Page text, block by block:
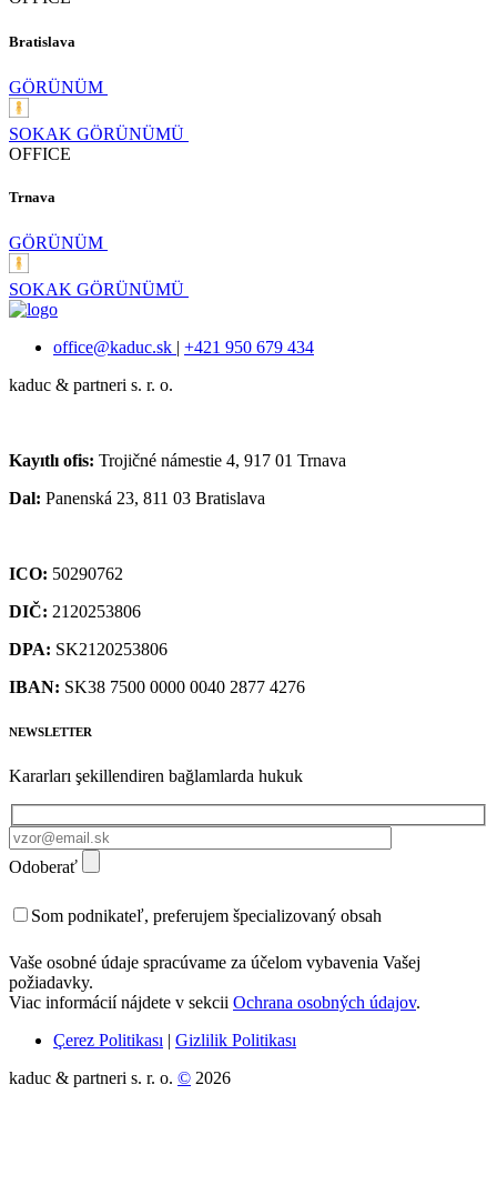
Bratislava
GÖRÜNÜM
SOKAK GÖRÜNÜMÜ
OFFICE
Trnava
GÖRÜNÜM
SOKAK GÖRÜNÜMÜ
office@kaduc.sk | +421 950 679 434
kaduc & partneri s. r. o.
Kayıtlı ofis: Trojičné námestie 4, 917 01 Trnava
Dal: Panenská 23, 811 03 Bratislava
ICO: 50290762
DIČ: 2120253806
DPA: SK2120253806
IBAN: SK38 7500 0000 0040 2877 4276
NEWSLETTER
Kararları şekillendiren bağlamlarda hukuk
Odoberať
Som podnikateľ, preferujem špecializovaný obsah
Vaše osobné údaje spracúvame za účelom vybavenia Vašej
požiadavky.
Viac informácií nájdete v sekcii Ochrana osobných údajov.
Çerez Politikası | Gizlilik Politikası
kaduc & partneri s. r. o. © 2026